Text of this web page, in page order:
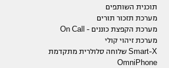
תוכנית השותפים
מערכת תזכור תורים
מערכת הקפצת כוננים - On Call
מערכת זיהוי קולי
Smart-X שלוחה סלולרית מתקדמת
OmniPhone